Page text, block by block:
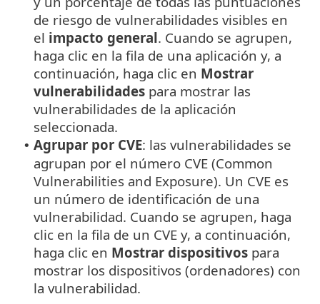
de riesgo de vulnerabilidades visibles en
el impacto general. Cuando se agrupen,
haga clic en la fila de una aplicación y, a
continuación, haga clic en Mostrar
vulnerabilidades para mostrar las
vulnerabilidades de la aplicación
seleccionada.
• Agrupar por CVE: las vulnerabilidades se
agrupan por el número CVE (Common
Vulnerabilities and Exposure). Un CVE es
un número de identificación de una
vulnerabilidad. Cuando se agrupen, haga
clic en la fila de un CVE y, a continuación,
haga clic en Mostrar dispositivos para
mostrar los dispositivos (ordenadores) con
la vulnerabilidad.